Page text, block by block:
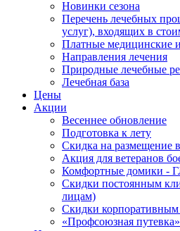
Новинки сезона
Перечень лечебных
услуг), входящих в
Платные медицинские
Направления лечения
Природные лечебные
Лечебная база
Цены
Акции
Весеннее обновление
Подготовка к лету
Скидка на размещение
Акция для ветеранов
Комфортные домики
Скидки постоянным
лицам)
Скидки корпоративным
«Профсоюзная